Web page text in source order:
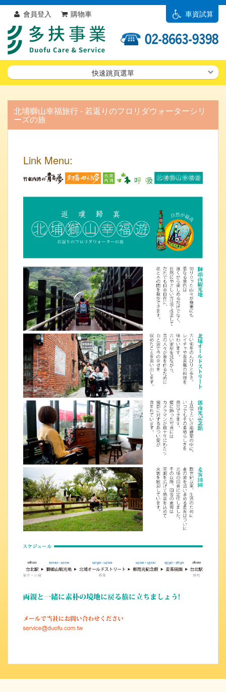
車資試算
會員登入 購物車
快速跳頁選單
北埔獅山幸福旅行 - 若返りのフロリダウォーターシリ
ーズの旅
Link Menu: